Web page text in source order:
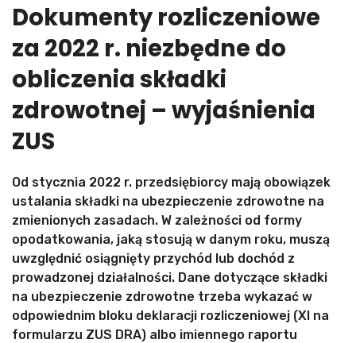
Dokumenty rozliczeniowe
za 2022 r. niezbędne do
obliczenia składki
zdrowotnej – wyjaśnienia
ZUS
Od stycznia 2022 r. przedsiębiorcy mają obowiązek
ustalania składki na ubezpieczenie zdrowotne na
zmienionych zasadach. W zależności od formy
opodatkowania, jaką stosują w danym roku, muszą
uwzględnić osiągnięty przychód lub dochód z
prowadzonej działalności. Dane dotyczące składki
na ubezpieczenie zdrowotne trzeba wykazać w
odpowiednim bloku deklaracji rozliczeniowej (XI na
formularzu ZUS DRA) albo imiennego raportu